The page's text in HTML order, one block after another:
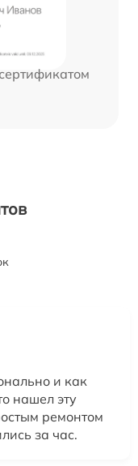
и как
нашел эту
ремонтом
за час.